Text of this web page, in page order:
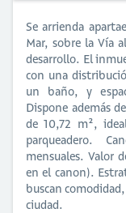
Se arrienda
Mar, sobre la Vía
desarrollo. El
con una
un baño, y
Dispone además
de 10,72 m²,
parqueadero.
mensuales. Valor
en el canon).
buscan
ciudad.